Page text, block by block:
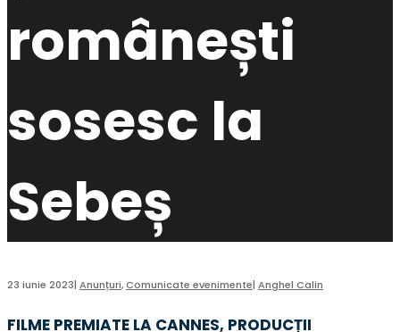
românești
sosesc la
Sebeș
23 iunie 2023| Anunțuri,Comunicate evenimente| Anghel Calin
FILME PREMIATE LA CANNES, PRODUCȚII